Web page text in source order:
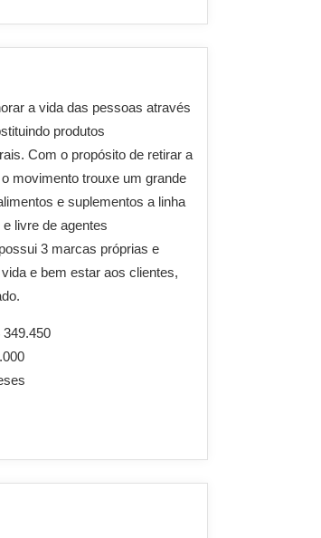
a vida das pessoas através
produtos
Com o propósito de retirar a
movimento trouxe um grande
e suplementos a linha
livre de agentes
3 marcas próprias e
e bem estar aos clientes,
349.450